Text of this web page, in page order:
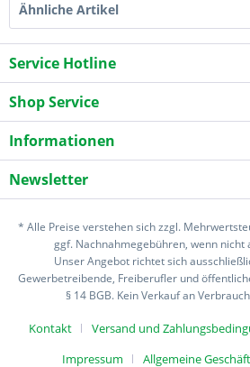
Ähnliche Artikel
Service Hotline
Shop Service
Informationen
Newsletter
* Alle Preise verstehen sich zzgl.
ggf. Nachnahmegebühren, wenn nicht
Unser Angebot richtet sich
Gewerbetreibende, Freiberufler und
§ 14 BGB. Kein Verkauf an
Kontakt Versand und
Impressum
Allgemeine